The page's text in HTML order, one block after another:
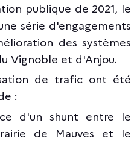
publique de 2021, le
série d'engagements
des systèmes
Vignoble et d'Anjou.
de trafic ont été
:
d'un shunt entre le
de Mauves et le